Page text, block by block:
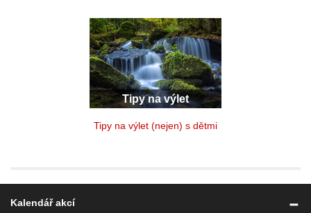
Tipy na výlet
Tipy na výlet (nejen) s dětmi
Kalendář akcí